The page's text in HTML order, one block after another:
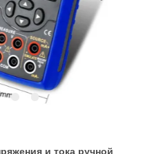
и тока ручной